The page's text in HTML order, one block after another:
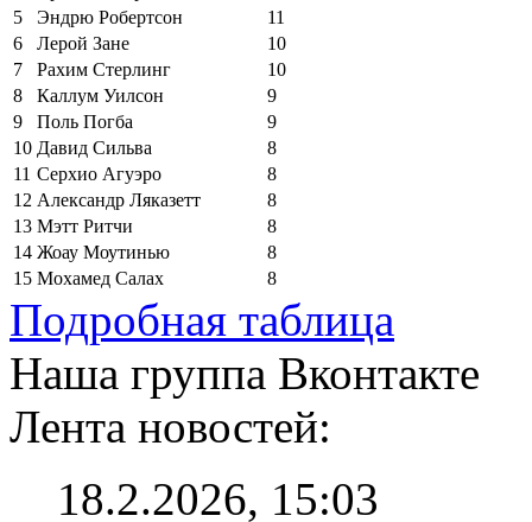
5
Эндрю Робертсон
11
6
Лерой Зане
10
7
Рахим Стерлинг
10
8
Каллум Уилсон
9
9
Поль Погба
9
10 Давид Сильва
8
11 Серхио Агуэро
8
12 Александр Ляказетт
8
13 Мэтт Ритчи
8
14 Жоау Моутинью
8
15 Мохамед Салах 8
Подробная таблица
Наша группа Вконтакте
Лента новостей:
18.2.2026, 15:03